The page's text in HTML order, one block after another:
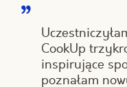
CookUp
inspirujące
poznałam